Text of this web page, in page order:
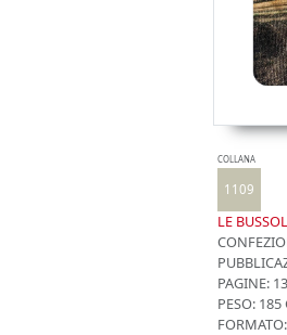
COLLANA
1109
LE
PAGINE:
PESO: